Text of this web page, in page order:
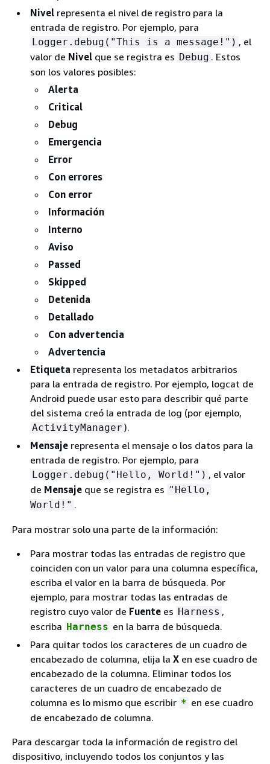
Nivel representa el nivel de registro para la
entrada de registro. Por ejemplo, para
Logger.debug("This is a message!") , el
valor de Nivel que se registra es Debug . Estos
son los valores posibles:
Alerta
Critical
Debug
Emergencia
Error
Con errores
Con error
Información
Interno
Aviso
Passed
Skipped
Detenida
Detallado
Con advertencia
Advertencia
Etiqueta representa los metadatos arbitrarios
para la entrada de registro. Por ejemplo, logcat de
Android puede usar esto para describir qué parte
del sistema creó la entrada de log (por ejemplo,
ActivityManager ).
Mensaje representa el mensaje o los datos para la
entrada de registro. Por ejemplo, para
Logger.debug("Hello, World!") , el valor
de Mensaje que se registra es "Hello,
World!" .
Para mostrar solo una parte de la información:
Para mostrar todas las entradas de registro que
coinciden con un valor para una columna específica,
escriba el valor en la barra de búsqueda. Por
ejemplo, para mostrar todas las entradas de
registro cuyo valor de Fuente es Harness ,
escriba Harness en la barra de búsqueda.
Para quitar todos los caracteres de un cuadro de
encabezado de columna, elija la X en ese cuadro de
encabezado de la columna. Eliminar todos los
caracteres de un cuadro de encabezado de
columna es lo mismo que escribir * en ese cuadro
de encabezado de columna.
Para descargar toda la información de registro del
dispositivo, incluyendo todos los conjuntos y las